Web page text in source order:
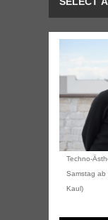
Techno-
Samstag ab
Kaul)